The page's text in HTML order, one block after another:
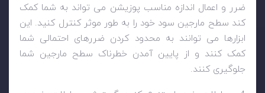
ضرر و اعمال اندازه مناسب پوزیشن می تواند به شما کمک
کند سطح مارجین سود خود را به طور موثر کنترل کنید. این
ابزارها می توانند به محدود کردن ضررهای احتمالی شما
کمک کنند و از پایین آمدن خطرناک سطح مارجین شما
جلوگیری کنند.